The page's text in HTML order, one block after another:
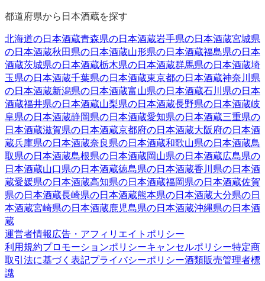
都道府県から日本酒蔵を探す
北海道の日本酒蔵青森県の日本酒蔵岩手県の日本酒蔵宮城県
の日本酒蔵秋田県の日本酒蔵山形県の日本酒蔵福島県の日本
酒蔵茨城県の日本酒蔵栃木県の日本酒蔵群馬県の日本酒蔵埼
玉県の日本酒蔵千葉県の日本酒蔵東京都の日本酒蔵神奈川県
の日本酒蔵新潟県の日本酒蔵富山県の日本酒蔵石川県の日本
酒蔵福井県の日本酒蔵山梨県の日本酒蔵長野県の日本酒蔵岐
阜県の日本酒蔵静岡県の日本酒蔵愛知県の日本酒蔵三重県の
日本酒蔵滋賀県の日本酒蔵京都府の日本酒蔵大阪府の日本酒
蔵兵庫県の日本酒蔵奈良県の日本酒蔵和歌山県の日本酒蔵鳥
取県の日本酒蔵島根県の日本酒蔵岡山県の日本酒蔵広島県の
日本酒蔵山口県の日本酒蔵徳島県の日本酒蔵香川県の日本酒
蔵愛媛県の日本酒蔵高知県の日本酒蔵福岡県の日本酒蔵佐賀
県の日本酒蔵長崎県の日本酒蔵熊本県の日本酒蔵大分県の日
本酒蔵宮崎県の日本酒蔵鹿児島県の日本酒蔵沖縄県の日本酒
蔵
運営者情報 広告・アフィリエイトポリシー
利用規約プロモーションポリシーキャンセルポリシー特定商
取引法に基づく表記プライバシーポリシー酒類販売管理者標
識